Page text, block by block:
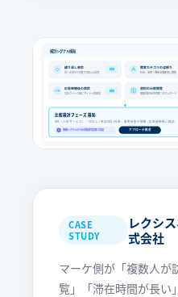
検討シグナル検知
繰り返し来訪
同一企業が7日間で5回以上訪問
検知
閲覧カテゴリの深掘り
料金・事例・機能を横断的に閲覧
広告接触後の再訪
広告クリック後にサイトへ再来訪
検知
資料の比較閲覧
複数資料を同時期にダウンロード
比較検討フェーズ 検知
D社（人材サービス）：CVなし / 来訪5回 / 料金・事例を集中閲覧 / 広告接触後に再訪
AI 複数シグナルから比較検討段階と判定 アプローチ推奨
CASE
STUDY
レクシ
式会社
マーケ側が「複数人が
覧」「滞在時間が長い